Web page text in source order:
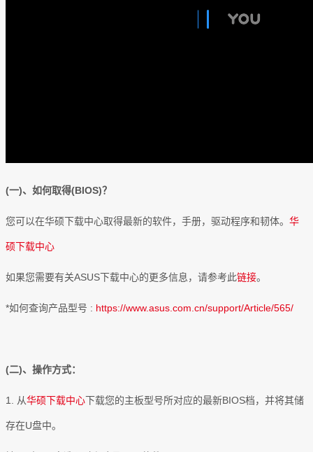
(一)、如何取得(BIOS)？
您可以在华硕下载中心取得最新的软件，手册，驱动程序和韧体。 华
硕下载中心
如果您需要有关ASUS下载中心的更多信息，请参考此链接。
*如何查询产品型号 : https://www.asus.com.cn/support/Article/565/
(二)、操作方式：
1. 从华硕下载中心下载您的主板型号所对应的最新BIOS档，并将其储
存在U盘中。